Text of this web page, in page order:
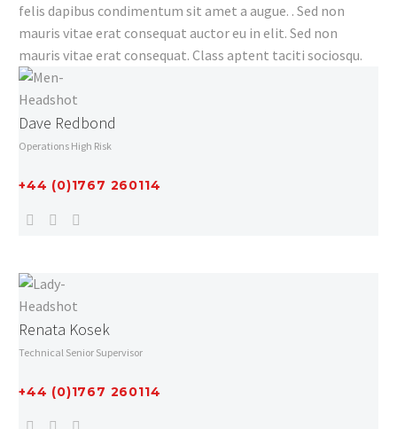
felis dapibus condimentum sit amet a augue. . Sed non
mauris vitae erat consequat auctor eu in elit. Sed non
mauris vitae erat consequat. Class aptent taciti sociosqu.
Dave Redbond
Operations High Risk
+44 (0)1767 260114
Renata Kosek
Technical Senior Supervisor
+44 (0)1767 260114